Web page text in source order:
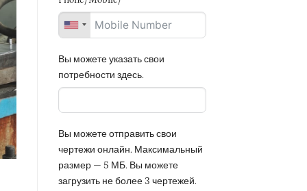
Вы можете указать свои
потребности здесь.
Вы можете отправить свои
чертежи онлайн. Максимальный
размер — 5 МБ. Вы можете
загрузить не более 3 чертежей.